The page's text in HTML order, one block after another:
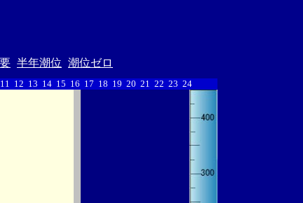
半年潮位 潮位ゼロ
11 12 13 14 15 16 17 18 19 20 21 22 23 24